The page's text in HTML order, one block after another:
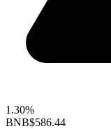
1.30%
BNB$586.44